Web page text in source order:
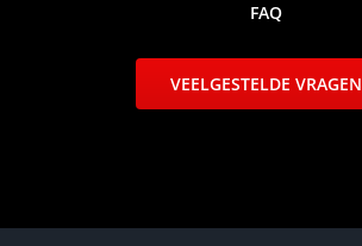
FAQ
VEELGESTELDE VRAGEN